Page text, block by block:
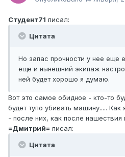
Студент71 писал:
Цитата
Но запас прочности у нее еще
еще и нынешний экипаж
ней будет хорошо я думаю.
Вот это самое обидное - кто-то
будет тупо убивать машину.....
- после них, как после нашествия
=Дмитрий= писал:
Цитата